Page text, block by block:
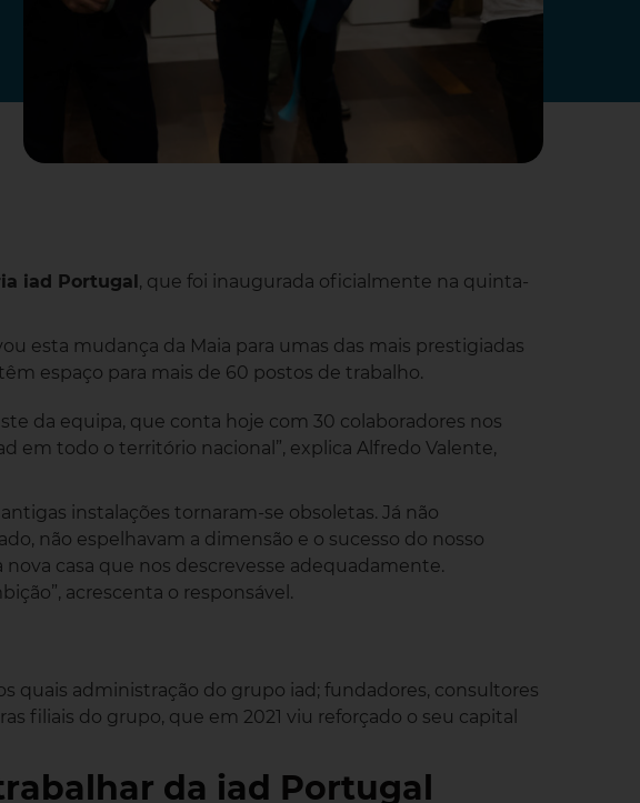
iad Portugal, que foi inaugurada oficialmente na quinta-
esta mudança da Maia para umas das mais prestigiadas
espaço para mais de 60 postos de trabalho.
da equipa, que conta hoje com 30 colaboradores nos
em todo o território nacional”, explica Alfredo Valente,
instalações tornaram-se obsoletas. Já não
não espelhavam a dimensão e o sucesso do nosso
casa que nos descrevesse adequadamente.
acrescenta o responsável.
quais administração do grupo iad; fundadores, consultores
filiais do grupo, que em 2021 viu reforçado o seu capital
da iad Portugal